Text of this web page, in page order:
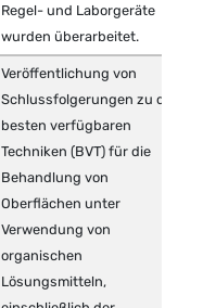
Regel- und Laborgeräte
wurden überarbeitet.
Veröffentlichung von
Schlussfolgerungen zu den
besten verfügbaren
Techniken (BVT) für die
Behandlung von
Oberflächen unter
Verwendung von
organischen
Lösungsmitteln,